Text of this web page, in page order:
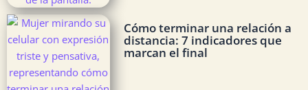
Cómo terminar una relación a
distancia: 7 indicadores que
marcan el final